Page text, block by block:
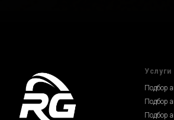
Услуги
Подбор
Подбор
Подбор